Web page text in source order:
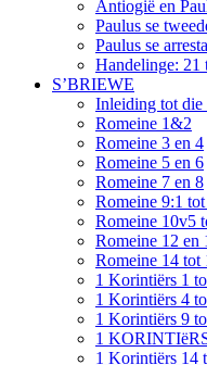
Antiogië en
Paulus se
Paulus se
Handelinge: 21
S’BRIEWE
Inleiding tot die
Romeine 1&2
Romeine 3 en 4
Romeine 5 en 6
Romeine 7 en 8
Romeine 9:1
Romeine 10v5
Romeine 12 en
Romeine 14 tot
1 Korintiërs 1
1 Korintiërs 4
1 Korintiërs 9
1
1 Korintiërs 14